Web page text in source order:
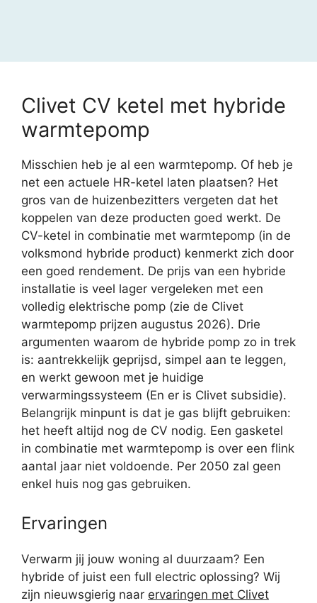
Clivet CV ketel met hybride
warmtepomp
Misschien heb je al een warmtepomp. Of heb je
net een actuele HR-ketel laten plaatsen? Het
gros van de huizenbezitters vergeten dat het
koppelen van deze producten goed werkt. De
CV-ketel in combinatie met warmtepomp (in de
volksmond hybride product) kenmerkt zich door
een goed rendement. De prijs van een hybride
installatie is veel lager vergeleken met een
volledig elektrische pomp (zie de Clivet
warmtepomp prijzen augustus 2026). Drie
argumenten waarom de hybride pomp zo in trek
is: aantrekkelijk geprijsd, simpel aan te leggen,
en werkt gewoon met je huidige
verwarmingssysteem (En er is Clivet subsidie).
Belangrijk minpunt is dat je gas blijft gebruiken:
het heeft altijd nog de CV nodig. Een gasketel
in combinatie met warmtepomp is over een flink
aantal jaar niet voldoende. Per 2050 zal geen
enkel huis nog gas gebruiken.
Ervaringen
Verwarm jij jouw woning al duurzaam? Een
hybride of juist een full electric oplossing? Wij
zijn nieuwsgierig naar ervaringen met Clivet